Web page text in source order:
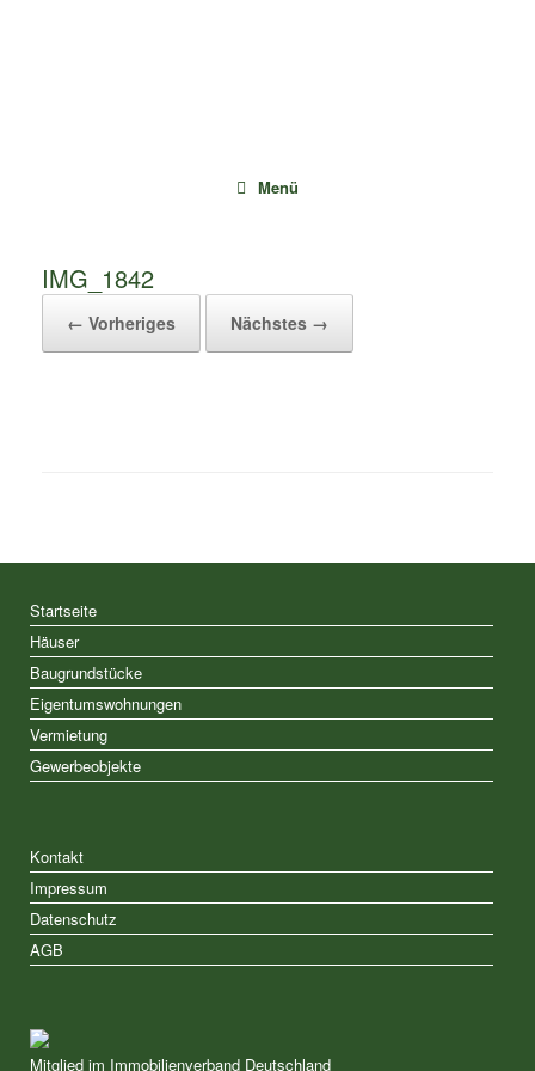
Menü
IMG_1842
← Vorheriges Nächstes →
Startseite
Häuser
Baugrundstücke
Eigentumswohnungen
Vermietung
Gewerbeobjekte
Kontakt
Impressum
Datenschutz
AGB
Mitglied im Immobilienverband Deutschland